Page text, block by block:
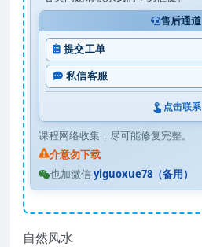
售后通道
提交工单
私信客服
点击联系
课程网络收集，尽可能修复完整。
介意勿下载
也加微信yiguoxue78（备用）
自然风水